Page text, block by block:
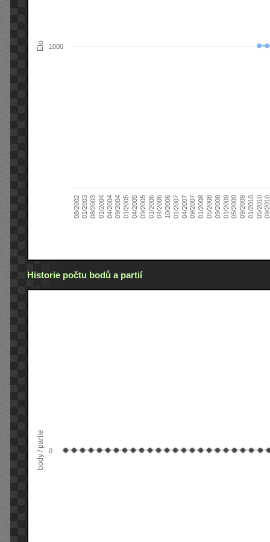
Elo
08/200201/200308/200301/200404/200409/200401/200504/200509/200501/200604/200610/200601/200704/200709/200701/200805/200809/200801/200905/200909/200901/201005/201009/
1000
Historie počtu bodů a partií
body / partie 0